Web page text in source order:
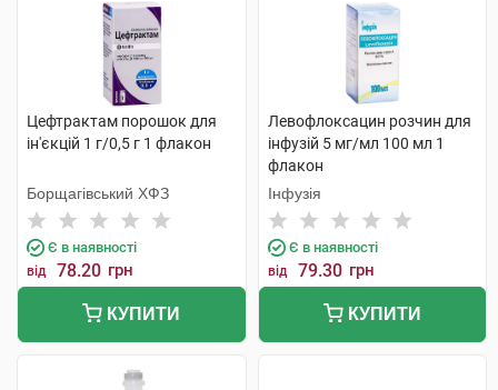
Цефтрактам порошок для
ін'єкцій 1 г/0,5 г 1 флакон
Борщагівський ХФЗ
Є в наявності
від 78.20 грн
КУПИТИ
Левофлоксацин розчин для
інфузій 5 мг/мл 100 мл 1
флакон
Інфузія
Є в наявності
від 79.30 грн
КУПИТИ